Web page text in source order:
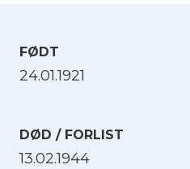
FØDT
24.01.1921
DØD / FORLIST
13.02.1944